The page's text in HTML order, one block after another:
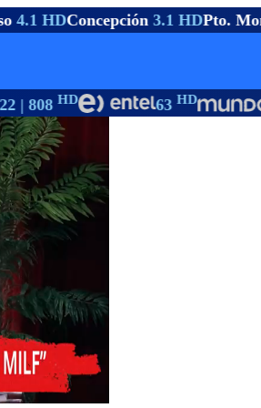
4.1 HDConcepción3.1 HDPto.
| 808HD 63HD